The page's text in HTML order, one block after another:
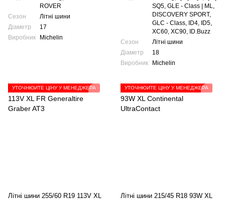
ROVER
Сезон
Літні шини
Діаметр
17
Виробник
Michelin
SQ5, GLE - Class | ML,
DISCOVERY SPORT,
GLC - Class, ID4, ID5,
XC60, XC90, ID.Buzz
Сезон
Літні шини
Діаметр
18
Виробник
Michelin
УТОЧНЮЙТЕ ЦІНУ У МЕНЕДЖЕРА
Літні шини 255/60 R19 113V XL
УТОЧНЮЙТЕ ЦІНУ У МЕНЕДЖЕРА
Літні шини 215/45 R18 93W XL